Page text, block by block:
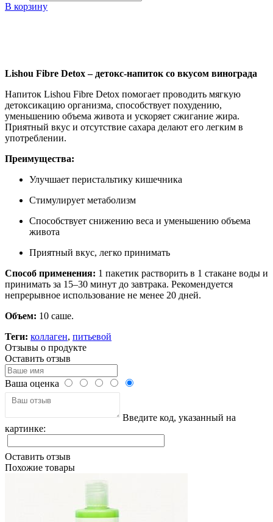
В корзину
Lishou Fibre Detox – детокс-напиток со вкусом винограда
Напиток Lishou Fibre Detox помогает проводить мягкую
детоксикацию организма, способствует похудению,
уменьшению объема живота и ускоряет сжигание жира.
Приятный вкус и отсутствие сахара делают его легким в
употреблении.
Преимущества:
Улучшает перистальтику кишечника
Стимулирует метаболизм
Способствует снижению веса и уменьшению объема
живота
Приятный вкус, легко принимать
Способ применения: 1 пакетик растворить в 1 стакане воды и
принимать за 15–30 минут до завтрака. Рекомендуется
непрерывное использование не менее 20 дней.
Объем: 10 саше.
Теги: коллаген, питьевой
Отзывы о продукте
Оставить отзыв
Ваша оценка
Введите код, указанный на
картинке:
Оставить отзыв
Похожие товары